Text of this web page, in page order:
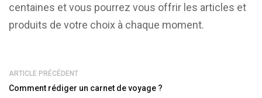
centaines et vous pourrez vous offrir les articles et
produits de votre choix à chaque moment.
ARTICLE PRÉCÉDENT
Comment rédiger un carnet de voyage ?